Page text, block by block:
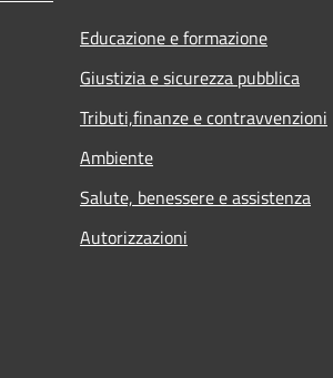
Educazione e formazione
Giustizia e sicurezza pubblica
Tributi,finanze e contravvenzioni
Ambiente
Salute, benessere e assistenza
Autorizzazioni